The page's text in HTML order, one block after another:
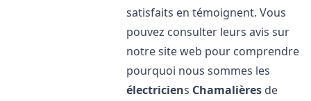
satisfaits en témoignent. Vous
pouvez consulter leurs avis sur
notre site web pour comprendre
pourquoi nous sommes les
électriciens Chamalières de